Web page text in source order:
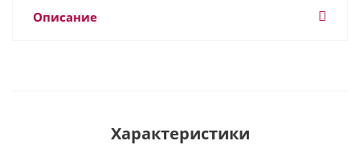
Описание
Характеристики